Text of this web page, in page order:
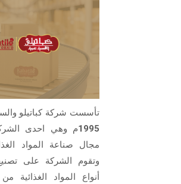
تأسست شركة كباتيلو
1995م وهي احدى
مجال صناعة المواد
وتقوم الشركة على
أنواع المواد الغذائية